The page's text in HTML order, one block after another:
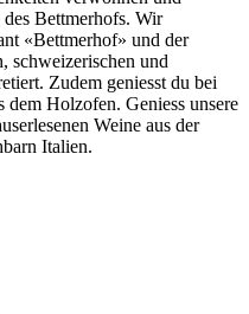
Bettmerhofs. Wir
«Bettmerhof» und der
schweizerischen und
Zudem geniesst du bei
dem Holzofen. Geniess unsere
Weine aus der
Italien.